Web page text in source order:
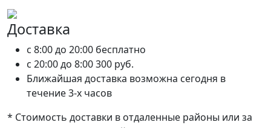
Доставка
c 8:00 до 20:00 бесплатно
c 20:00 до 8:00300 руб.
Ближайшая доставка возможна сегодня в
течение 3-х часов
* Стоимость доставки в отдаленные районы или за